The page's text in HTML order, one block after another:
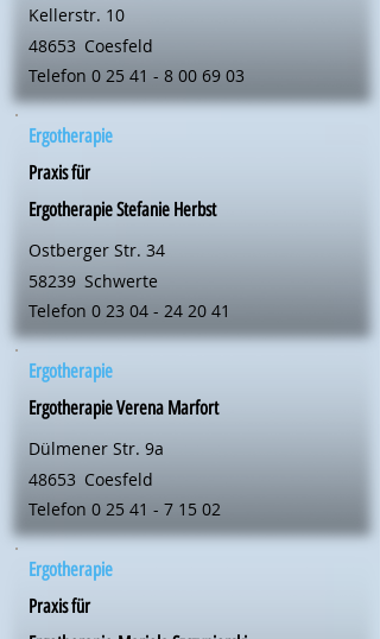
Kellerstr. 10
48653 Coesfeld
Telefon 0 25 41 - 8 00 69 03
Ergotherapie
Praxis für
Ergotherapie Stefanie Herbst
Ostberger Str. 34
58239 Schwerte
Telefon 0 23 04 - 24 20 41
Ergotherapie
Ergotherapie Verena Marfort
Dülmener Str. 9a
48653 Coesfeld
Telefon 0 25 41 - 7 15 02
Ergotherapie
Praxis für